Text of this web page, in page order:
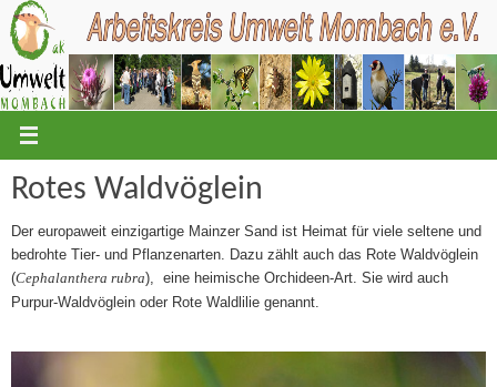
Zum
Inhalt
springen
Rotes Waldvöglein
Der europaweit einzigartige Mainzer Sand ist Heimat für viele seltene und
bedrohte Tier- und Pflanzenarten. Dazu zählt auch das Rote Waldvöglein
(Cephalanthera rubra), eine heimische Orchideen-Art. Sie wird auch
Purpur-Waldvöglein oder Rote Waldlilie genannt.